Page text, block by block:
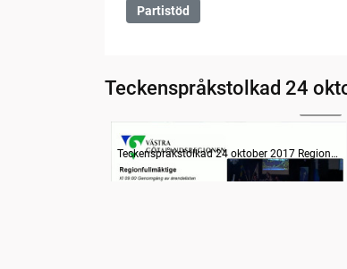
Partistöd
Teckenspråkstolkad 24
Information
Teckenspråkstolkad 24 oktober 2017 Regionfullmäktige